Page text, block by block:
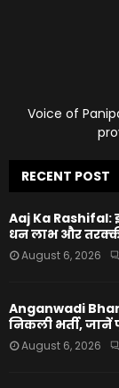
Voice of
RECENT POST
Aaj Ka Rashifal:
धन लाभ और
August 6, 2026
Anganwadi
निकली भर्ती, जानें
August 6, 2026